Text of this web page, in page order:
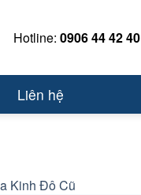
Hotline:0906 44 42 40
Liên hệ
Kinh Đô Cũ